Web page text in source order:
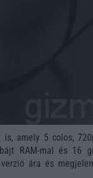
amely 5 colos,
RAM-mal és 16
ára és